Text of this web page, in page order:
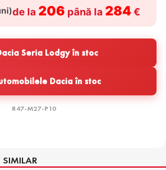
de la 206 până la 284€
Seria Lodgy în stoc
Dacia în stoc
R47-M27-P10
SIMILAR